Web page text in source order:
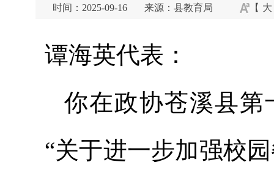
时间：2025-09-16 来源：县教育局 【 大
谭海英代表：
你在政协苍溪县第
“关于进一步加强校